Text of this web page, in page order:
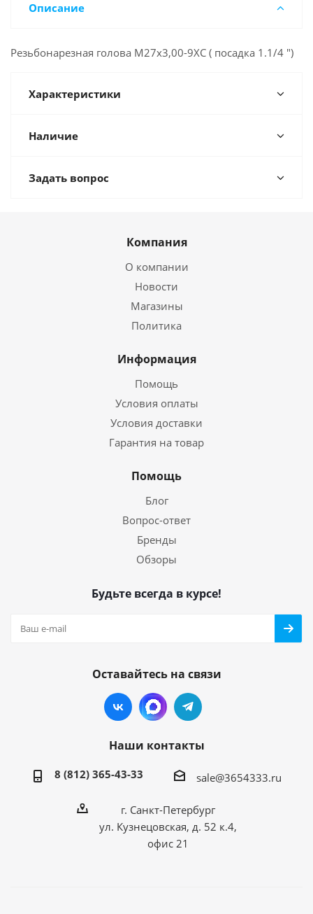
Описание
Резьбонарезная голова М27х3,00-9ХС ( посадка 1.1/4 ")
Характеристики
Наличие
Задать вопрос
Компания
О компании
Новости
Магазины
Политика
Информация
Помощь
Условия оплаты
Условия доставки
Гарантия на товар
Помощь
Блог
Вопрос-ответ
Бренды
Обзоры
Будьте всегда в курсе!
Оставайтесь на связи
Наши контакты
8 (812) 365-43-33 sale@3654333.ru
г. Санкт-Петербург
ул. Кузнецовская, д. 52 к.4,
офис 21